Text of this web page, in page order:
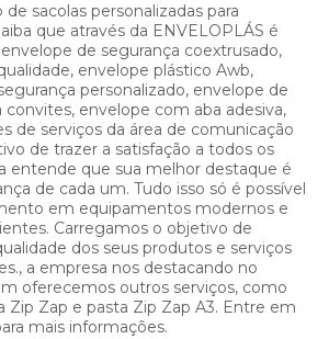
sacolas personalizadas para
que através da ENVELOPLÁS é
de segurança coextrusado,
envelope plástico Awb,
personalizado, envelope de
convites, envelope com aba adesiva,
de serviços da área de comunicação
de trazer a satisfação a todos os
entende que sua melhor destaque é
de cada um. Tudo isso só é possível
em equipamentos modernos e
Carregamos o objetivo de
dos seus produtos e serviços
a empresa nos destacando no
oferecemos outros serviços, como
Zip Zap e pasta Zip Zap A3. Entre em
mais informações.